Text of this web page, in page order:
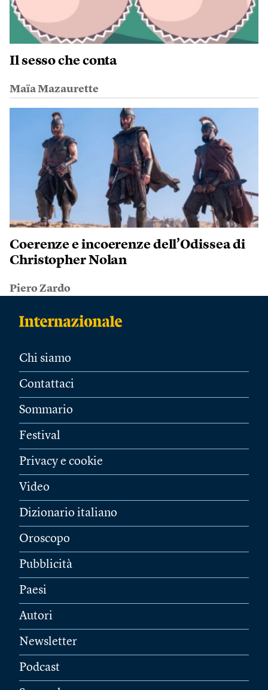
Il sesso che conta
Maïa Mazaurette
Coerenze e incoerenze dell’Odissea di
Christopher Nolan
Piero Zardo
Chi siamo
Contattaci
Sommario
Festival
Privacy e cookie
Video
Dizionario italiano
Oroscopo
Pubblicità
Paesi
Autori
Newsletter
Podcast